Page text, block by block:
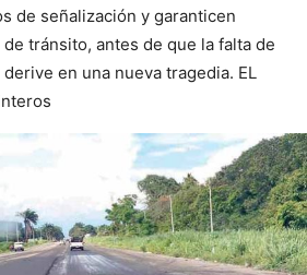
de señalización y garanticen
tránsito, antes de que la falta de
en una nueva tragedia. EL